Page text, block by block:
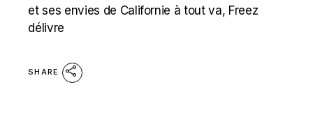
et ses envies de Californie à tout va, Freez
délivre
SHARE